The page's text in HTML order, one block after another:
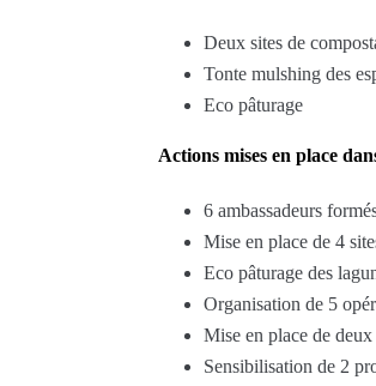
Deux sites de
Tonte mulshing des
Eco pâturage
Actions mises en place
6 ambassadeurs
Mise en place de 4
Eco pâturage des
Organisation de 5
Mise en place de
Sensibilisation de 2